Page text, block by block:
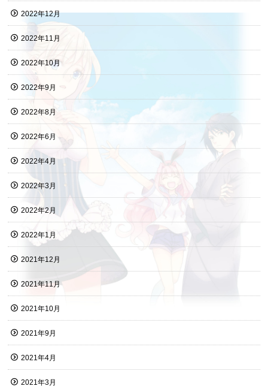
2022年12月
2022年11月
2022年10月
2022年9月
2022年8月
2022年6月
2022年4月
2022年3月
2022年2月
2022年1月
2021年12月
2021年11月
2021年10月
2021年9月
2021年4月
2021年3月